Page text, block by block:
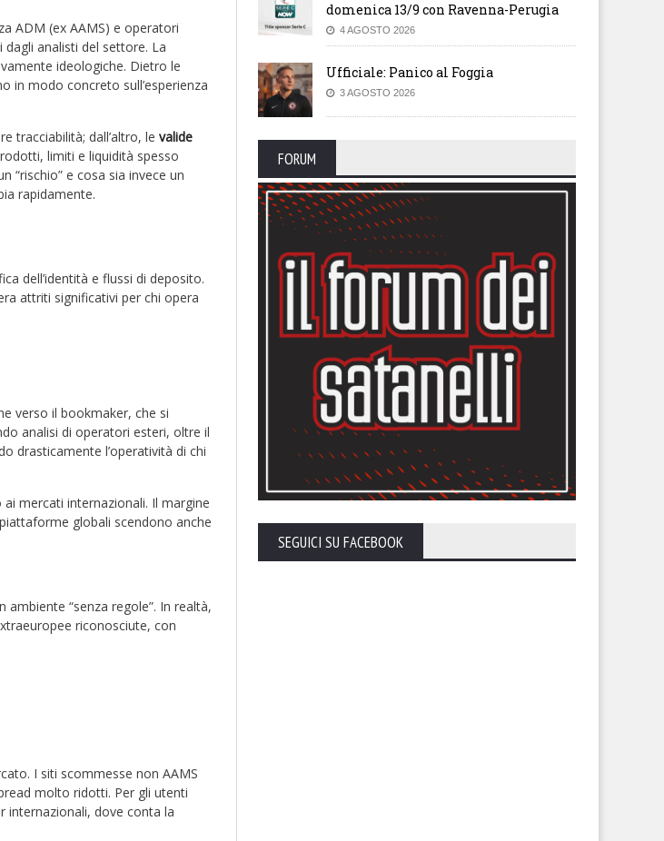
ADM (ex AAMS) e operatori
analisti del settore. La
ideologiche. Dietro le
in modo concreto sull’esperienza
tracciabilità; dall’altro, le valide
limiti e liquidità spesso
“rischio” e cosa sia invece un
rapidamente.
dell’identità e flussi di deposito.
attriti significativi per chi opera
verso il bookmaker, che si
analisi di operatori esteri, oltre il
drasticamente l’operatività di chi
mercati internazionali. Il margine
globali scendono anche
“senza regole”. In realtà,
riconosciute, con
I siti scommesse non AAMS
molto ridotti. Per gli utenti
internazionali, dove conta la
domenica 13/9 con Ravenna-Perugia
4 AGOSTO 2026
Ufficiale: Panico al Foggia
3 AGOSTO 2026
FORUM
SEGUICI SU FACEBOOK